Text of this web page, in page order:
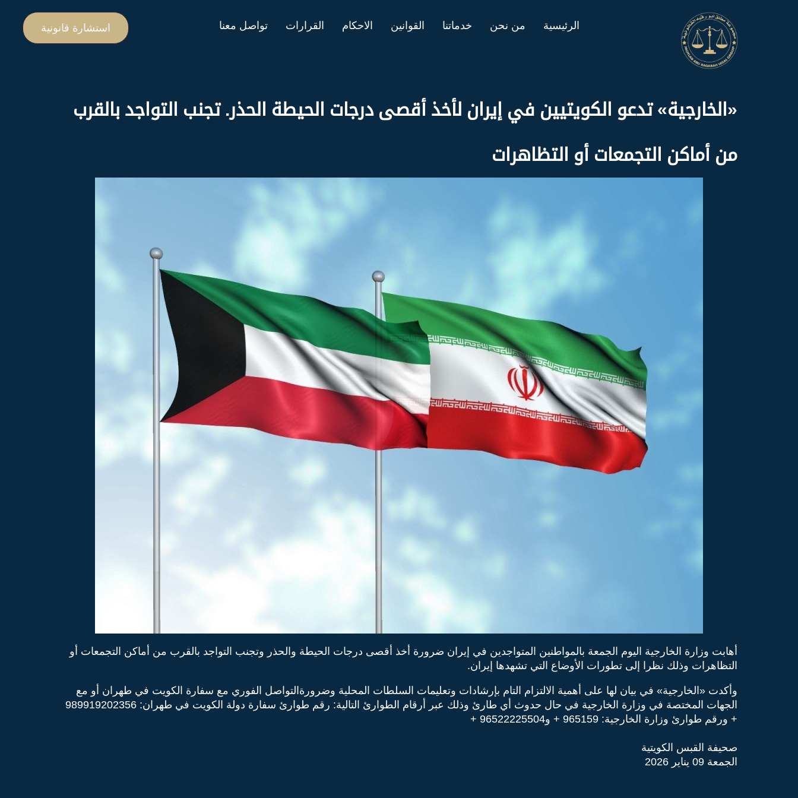
الرئيسية من نحن خدماتنا القوانين الاحكام القرارات تواصل معنا استشارة قانونية
«الخارجية» تدعو الكويتيين في إيران لأخذ أقصى درجات الحيطة الحذر. تجنب التواجد بالقرب
من أماكن التجمعات أو التظاهرات
أهابت وزارة الخارجية اليوم الجمعة بالمواطنين المتواجدين في إيران ضرورة أخذ أقصى درجات الحيطة والحذر وتجنب التواجد بالقرب من أماكن التجمعات أو
التظاهرات وذلك نظرا إلى تطورات الأوضاع التي تشهدها إيران.
وأكدت «الخارجية» في بيان لها على أهمية الالتزام التام بإرشادات وتعليمات السلطات المحلية وضرورةالتواصل الفوري مع سفارة الكويت في طهران أو مع
الجهات المختصة في وزارة الخارجية في حال حدوث أي طارئ وذلك عبر أرقام الطوارئ التالية: رقم طوارئ سفارة دولة الكويت في طهران: 989919202356
+ ورقم طوارئ وزارة الخارجية: 965159 + و96522225504 +
صحيفة القبس الكويتية
الجمعة 09 يناير 2026